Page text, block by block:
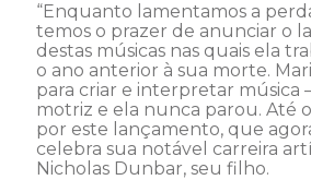
“Enquanto lamentamos a
temos o prazer de anunciar o
destas músicas nas quais ela
o ano anterior à sua morte.
para criar e interpretar música
motriz e ela nunca parou. Até
por este lançamento, que
celebra sua notável carreira
Nicholas Dunbar, seu filho.